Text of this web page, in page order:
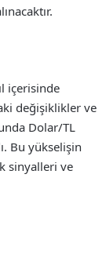
içerisinde
değişiklikler ve
Dolar/TL
Bu yükselişin
sinyalleri ve